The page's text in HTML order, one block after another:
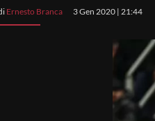
Ernesto Branca 3 Gen 2020 | 21:44